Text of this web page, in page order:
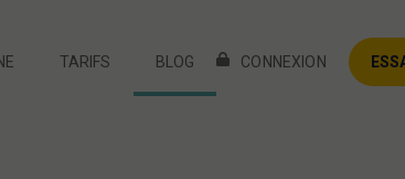
TARIFS BLOG CONNEXION